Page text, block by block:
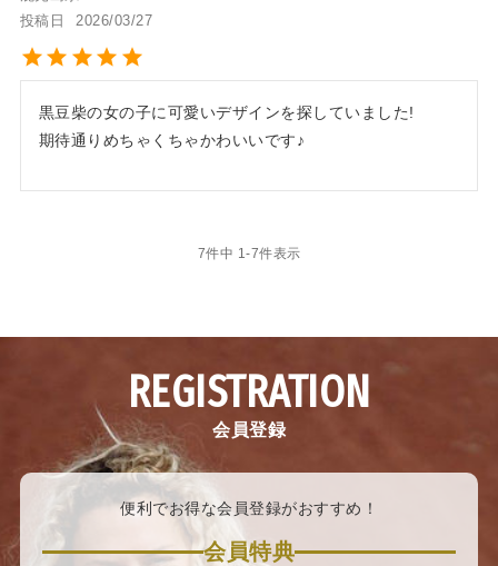
投稿日
2026/03/27
黒豆柴の女の子に可愛いデザインを探していました!
期待通りめちゃくちゃかわいいです♪
7件中 1-7件表示
REGISTRATION
会員登録
便利でお得な会員登録がおすすめ！
会員特典